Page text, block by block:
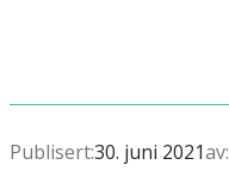
Publisert:30. juni 2021av: